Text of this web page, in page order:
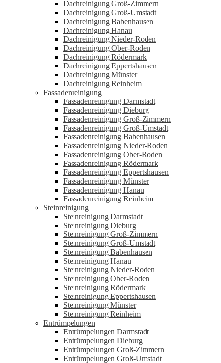
Dachreinigung Groß-Zimmern
Dachreinigung Groß-Umstadt
Dachreinigung Babenhausen
Dachreinigung Hanau
Dachreinigung Nieder-Roden
Dachreinigung Ober-Roden
Dachreinigung Rödermark
Dachreinigung Eppertshausen
Dachreinigung Münster
Dachreinigung Reinheim
Fassadenreinigung
Fassadenreinigung Darmstadt
Fassadenreinigung Dieburg
Fassadenreinigung Groß-Zimmern
Fassadenreinigung Groß-Umstadt
Fassadenreinigung Babenhausen
Fassadenreinigung Nieder-Roden
Fassadenreinigung Ober-Roden
Fassadenreinigung Rödermark
Fassadenreinigung Eppertshausen
Fassadenreinigung Münster
Fassadenreinigung Hanau
Fassadenreinigung Reinheim
Steinreinigung
Steinreinigung Darmstadt
Steinreinigung Dieburg
Steinreinigung Groß-Zimmern
Steinreinigung Groß-Umstadt
Steinreinigung Babenhausen
Steinreinigung Hanau
Steinreinigung Nieder-Roden
Steinreinigung Ober-Roden
Steinreinigung Rödermark
Steinreinigung Eppertshausen
Steinreinigung Münster
Steinreinigung Reinheim
Entrümpelungen
Entrümpelungen Darmstadt
Entrümpelungen Dieburg
Entrümpelungen Groß-Zimmern
Entrümpelungen Groß-Umstadt